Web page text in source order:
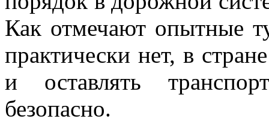
Как отмечают опытные
практически нет, в
и оставлять
безопасно.